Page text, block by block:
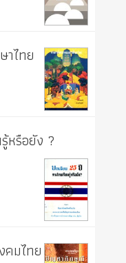
าไทย
หรือยัง ?
มไทย